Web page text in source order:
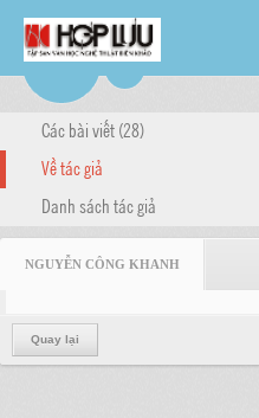
Các bài viết (28)
Về tác giả
Danh sách tác giả
NGUYỄN CÔNG KHANH
Quay lại